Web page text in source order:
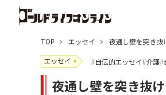
TOP エッセイ
夜通し壁を突き
エッセイ
自伝的エッセイ 介護
夜通し壁を突き抜